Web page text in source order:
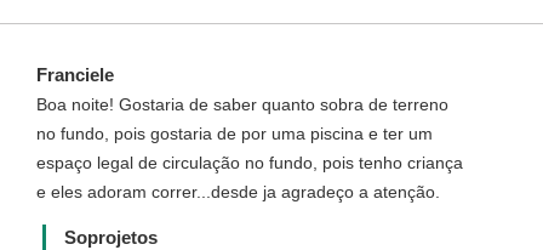
Franciele
Boa noite! Gostaria de saber quanto sobra de terreno
no fundo, pois gostaria de por uma piscina e ter um
espaço legal de circulação no fundo, pois tenho criança
e eles adoram correr...desde ja agradeço a atenção.
Soprojetos